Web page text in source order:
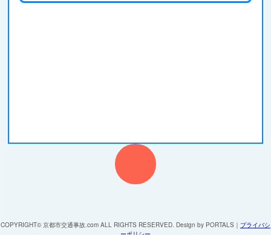
COPYRIGHT© 京都市交通事故.com ALL RIGHTS RESERVED. Design by PORTALS ｜ プライバシ